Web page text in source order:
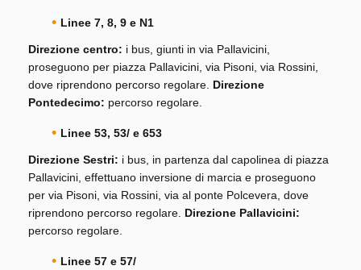
Linee 7, 8, 9 e N1
Direzione centro: i bus, giunti in via Pallavicini,
proseguono per piazza Pallavicini, via Pisoni, via Rossini,
dove riprendono percorso regolare. Direzione
Pontedecimo: percorso regolare.
Linee 53, 53/ e 653
Direzione Sestri: i bus, in partenza dal capolinea di piazza
Pallavicini, effettuano inversione di marcia e proseguono
per via Pisoni, via Rossini, via al ponte Polcevera, dove
riprendono percorso regolare. Direzione Pallavicini:
percorso regolare.
Linee 57 e 57/